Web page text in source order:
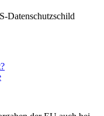
Datenschutzschild